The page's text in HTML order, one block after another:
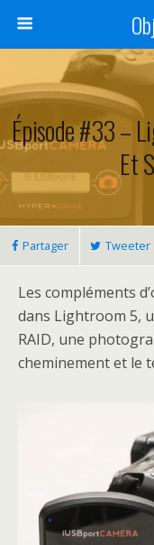
Épisode #33 –
Et
Partager Tweeter
Les compléments
dans Lightroom 5,
RAID, une
cheminement et le